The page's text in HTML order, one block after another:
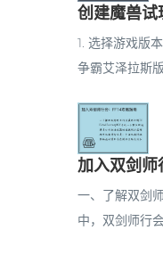
创建魔兽
1. 选择游戏版
争霸艾泽拉斯
加入双剑师
一、了解双剑
中，双剑师行